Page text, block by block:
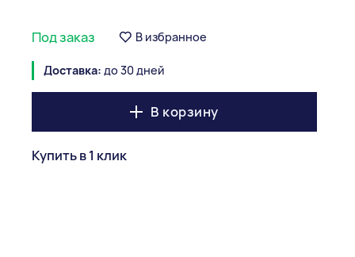
Под заказ В избранное
Доставка: до 30 дней
В корзину
Купить в 1 клик